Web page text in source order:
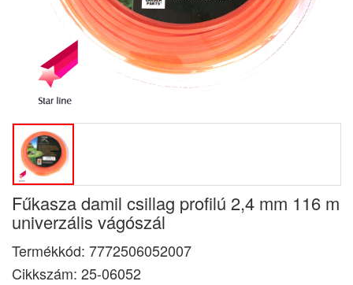
Fűkasza damil csillag profilú 2,4 mm 116 m
univerzális vágószál
Termékkód: 7772506052007
Cikkszám: 25-06052